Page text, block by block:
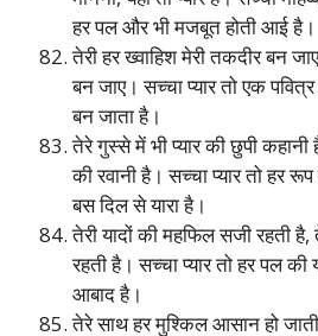
हर पल और भी मजबूत होती आई है।
तेरी हर ख्वाहिश मेरी तकदीर बन
बन जाए। सच्चा प्यार तो एक
बन जाता है।
तेरे गुस्से में भी प्यार की छुपी कहानी
की रवानी है। सच्चा प्यार तो हर रूप
बस दिल से यारा है।
तेरी यादों की महफिल सजी रहती
रहती है। सच्चा प्यार तो हर पल
आबाद है।
तेरे साथ हर मुश्किल आसान हो